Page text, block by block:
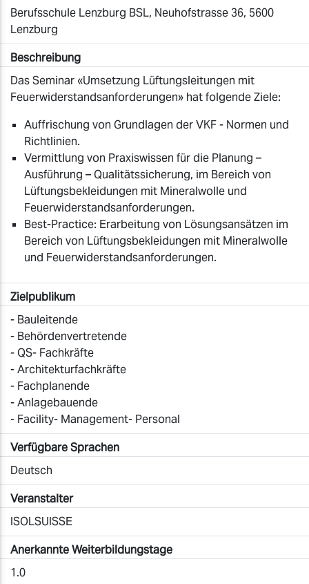
Berufsschule Lenzburg BSL, Neuhofstrasse 36, 5600
Lenzburg
Beschreibung
Das Seminar «Umsetzung Lüftungsleitungen mit
Feuerwiderstandsanforderungen» hat folgende Ziele:
Auffrischung von Grundlagen der VKF - Normen und
Richtlinien.
Vermittlung von Praxiswissen für die Planung –
Ausführung – Qualitätssicherung, im Bereich von
Lüftungsbekleidungen mit Mineralwolle und
Feuerwiderstandsanforderungen.
Best-Practice: Erarbeitung von Lösungsansätzen im
Bereich von Lüftungsbekleidungen mit Mineralwolle
und Feuerwiderstandsanforderungen.
Zielpublikum
- Bauleitende
- Behördenvertretende
- QS- Fachkräfte
- Architekturfachkräfte
- Fachplanende
- Anlagebauende
- Facility- Management- Personal
Verfügbare Sprachen
Deutsch
Veranstalter
ISOLSUISSE
Anerkannte Weiterbildungstage
1.0